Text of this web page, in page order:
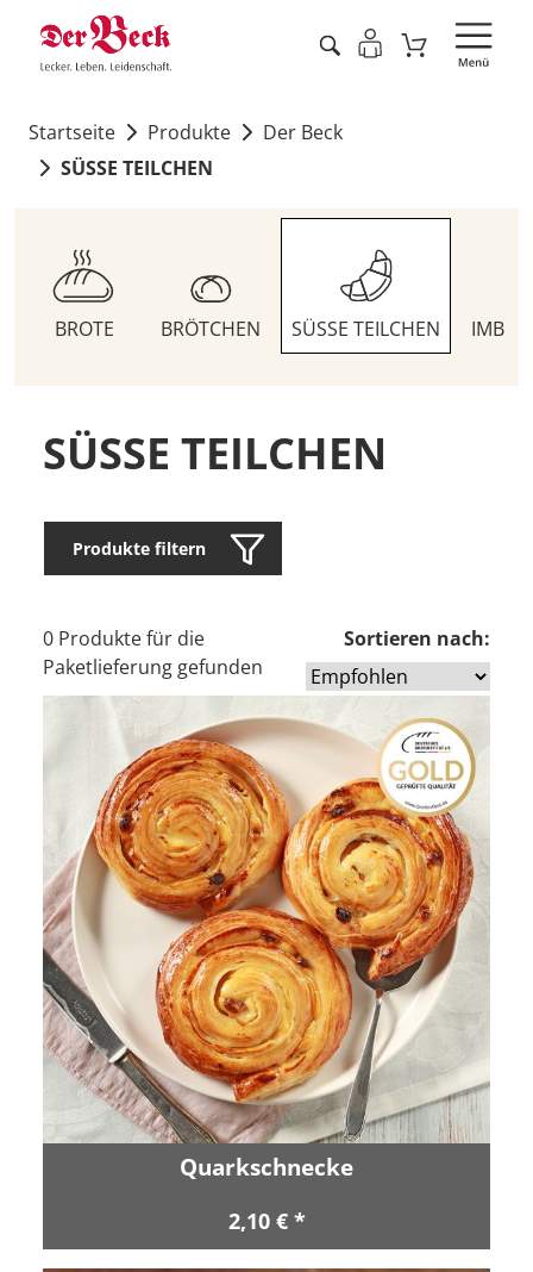
Startseite Produkte
Der Beck
SÜSSE TEILCHEN
BROTE BRÖTCHEN SÜSSE TEILCHEN
SÜSSE TEILCHEN
Produkte filtern
0 Produkte für die
Paketlieferung gefunden
Sortieren nach:
Quarkschnecke
2,10 € *